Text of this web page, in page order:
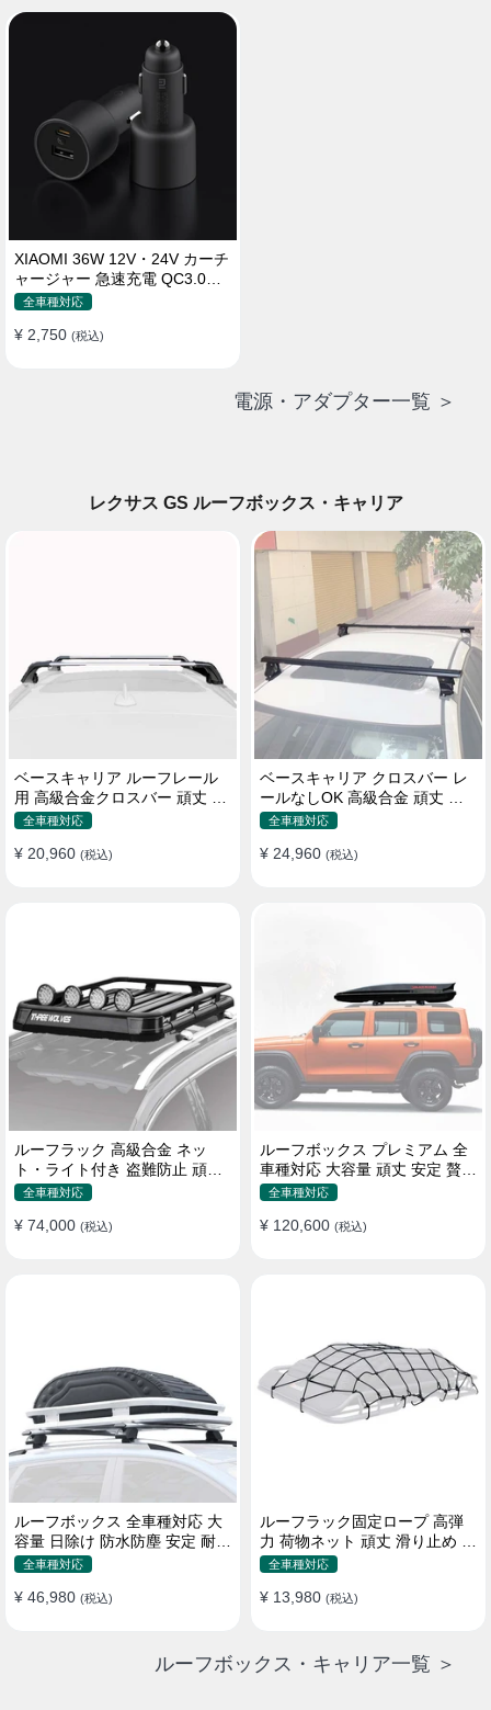
XIAOMI 36W 12V・24V カーチ
ャージャー 急速充電 QC3.0
LEDライト コンパクト 車載充
全車種対応
¥ 2,750 (税込)
電源・アダプター一覧 ＞
レクサス GS ルーフボックス・キャリア
ベースキャリア ルーフレール
用 高級合金クロスバー 頑丈 ロ
ック付き ベースラックセット
全車種対応
¥ 20,960 (税込)
ベースキャリア クロスバー レ
ールなしOK 高級合金 頑丈 ロ
ック付き ベースラックセット
全車種対応
¥ 24,960 (税込)
ルーフラック 高級合金 ネッ
ト・ライト付き 盗難防止 頑丈
安定 分離式 大容量 ベースキャ
全車種対応
¥ 74,000 (税込)
ルーフボックス プレミアム 全
車種対応 大容量 頑丈 安定 贅沢
使い心地 おしゃれ 多色 車用ラ
全車種対応
¥ 120,600 (税込)
ルーフボックス 全車種対応 大
容量 日除け 防水防塵 安定 耐久
使い便利 折畳式 車用ラゲッジ
全車種対応
¥ 46,980 (税込)
ルーフラック固定ロープ 高弾
力 荷物ネット 頑丈 滑り止め ス
トラップ付き ベースキャリア
全車種対応
¥ 13,980 (税込)
ルーフボックス・キャリア一覧 ＞